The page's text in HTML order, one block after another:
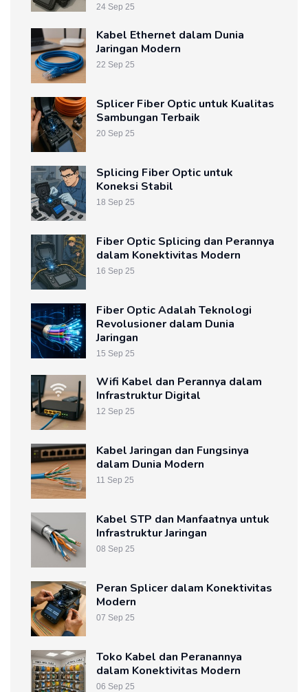
24 Sep 25
Kabel Ethernet dalam Dunia
Jaringan Modern
22 Sep 25
Splicer Fiber Optic untuk Kualitas
Sambungan Terbaik
20 Sep 25
Splicing Fiber Optic untuk
Koneksi Stabil
18 Sep 25
Fiber Optic Splicing dan Perannya
dalam Konektivitas Modern
16 Sep 25
Fiber Optic Adalah Teknologi
Revolusioner dalam Dunia
Jaringan
15 Sep 25
Wifi Kabel dan Perannya dalam
Infrastruktur Digital
12 Sep 25
Kabel Jaringan dan Fungsinya
dalam Dunia Modern
11 Sep 25
Kabel STP dan Manfaatnya untuk
Infrastruktur Jaringan
08 Sep 25
Peran Splicer dalam Konektivitas
Modern
07 Sep 25
Toko Kabel dan Peranannya
dalam Konektivitas Modern
06 Sep 25